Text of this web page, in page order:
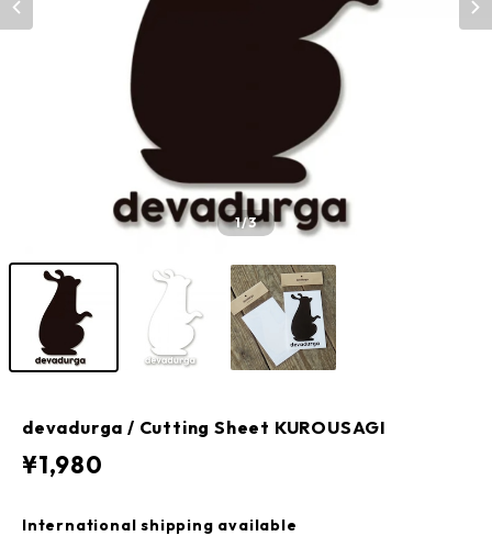
1/3
devadurga / Cutting Sheet KUROUSAGI
¥1,980
International shipping available